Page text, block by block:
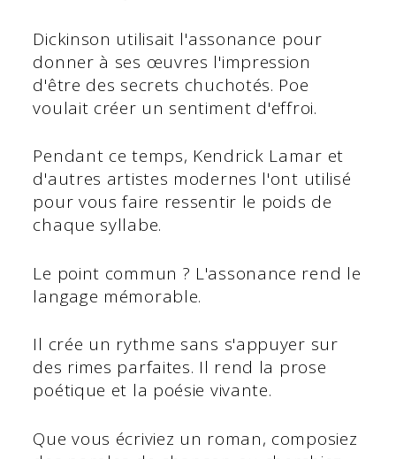
Dickinson utilisait l'assonance pour
donner à ses œuvres l'impression
d'être des secrets chuchotés. Poe
voulait créer un sentiment d'effroi.
Pendant ce temps, Kendrick Lamar et
d'autres artistes modernes l'ont utilisé
pour vous faire ressentir le poids de
chaque syllabe.
Le point commun ? L'assonance rend le
langage mémorable.
Il crée un rythme sans s'appuyer sur
des rimes parfaites. Il rend la prose
poétique et la poésie vivante.
Que vous écriviez un roman, composiez